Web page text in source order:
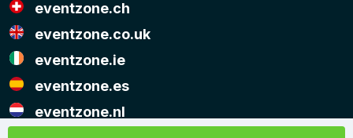
eventzone.ch
eventzone.co.uk
eventzone.ie
eventzone.es
eventzone.nl